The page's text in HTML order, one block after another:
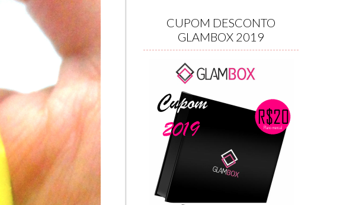
CUPOM DESCONTO
GLAMBOX 2019